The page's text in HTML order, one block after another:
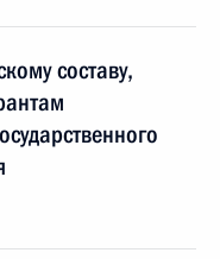
составу,